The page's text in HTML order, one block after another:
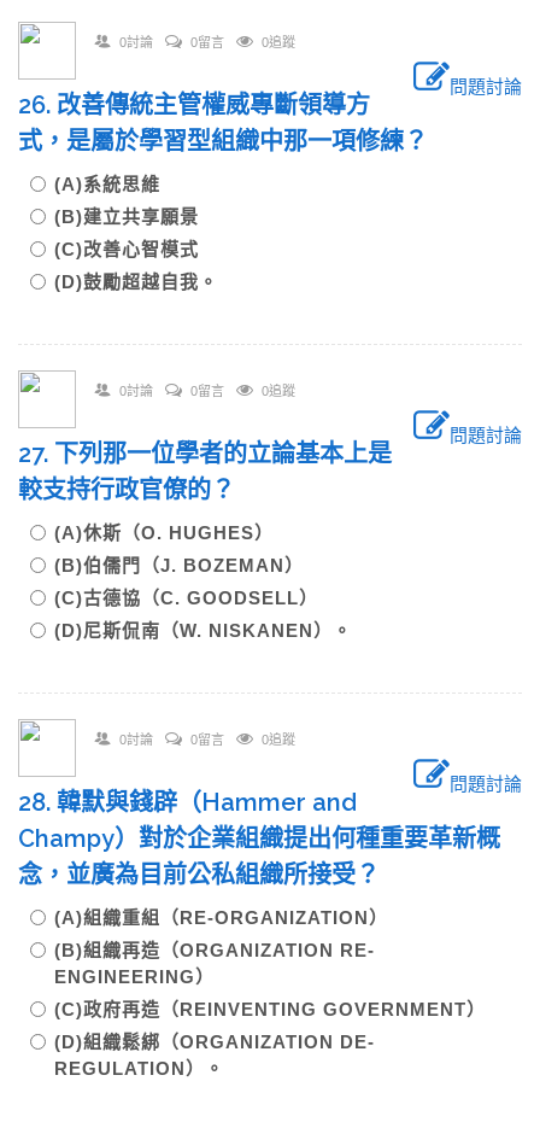
0討論 0留言 0追蹤
問題討論
26. 改善傳統主管權威專斷領導方
式，是屬於學習型組織中那一項修練？
(A)系統思維
(B)建立共享願景
(C)改善心智模式
(D)鼓勵超越自我。
0討論 0留言 0追蹤
問題討論
27. 下列那一位學者的立論基本上是
較支持行政官僚的？
(A)休斯（O. HUGHES）
(B)伯儒門（J. BOZEMAN）
(C)古德協（C. GOODSELL）
(D)尼斯侃南（W. NISKANEN）。
0討論 0留言 0追蹤
問題討論
28. 韓默與錢辟（Hammer and
Champy）對於企業組織提出何種重要革新概
念，並廣為目前公私組織所接受？
(A)組織重組（RE-ORGANIZATION）
(B)組織再造（ORGANIZATION RE-
ENGINEERING）
(C)政府再造（REINVENTING GOVERNMENT）
(D)組織鬆綁（ORGANIZATION DE-
REGULATION）。